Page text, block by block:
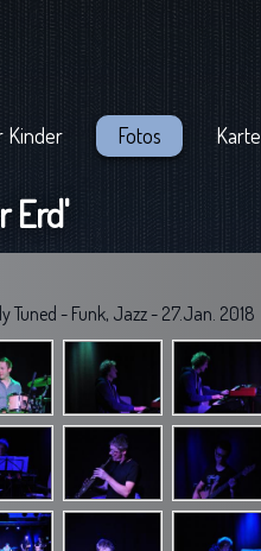
Kinder Fotos
Erd'
Tuned - Funk, Jazz - 27.Jan. 2018